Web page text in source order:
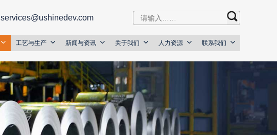
services@ushinedev.com
工艺与生产 新闻与资讯 关于我们 人力资源 联系我们